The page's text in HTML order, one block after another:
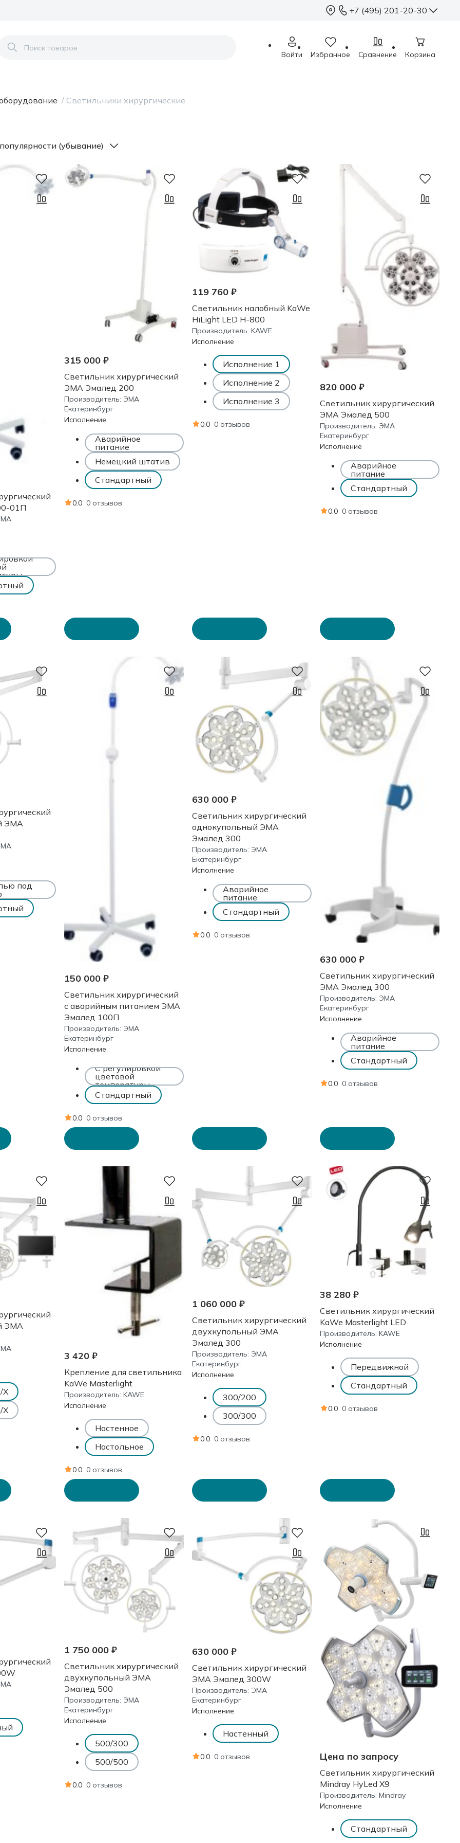
+7 (495) 201-20-30
+7 (495) 201-
sales@sterimed.ru
Войти Избранное Сравнение Корзина
/ Светильники хирургические
(убывание)
01П
315 000 ₽
Светильник хирургический
ЭМА Эмалед 200
Производитель: ЭМА
Екатеринбург
Исполнение
Аварийное
питание
Немецкий штатив
Стандартный
0.0 0 отзывов
119 760 ₽
Светильник налобный KaWe
HiLight LED Н-800
Производитель: KAWE
Исполнение
Исполнение 1
Исполнение 2
Исполнение 3
0.0 0 отзывов
820 000 ₽
Светильник хирургический
ЭМА Эмалед 500
Производитель: ЭМА
Екатеринбург
Исполнение
Аварийное
питание
Стандартный
0.0 0 отзывов
ЭМА
под
150 000 ₽
Светильник хирургический
с аварийным питанием ЭМА
Эмалед 100П
Производитель: ЭМА
Екатеринбург
Исполнение
С регулировкой
цветовой
температуры
Стандартный
0.0 0 отзывов
630 000 ₽
Светильник хирургический
однокупольный ЭМА
Эмалед 300
Производитель: ЭМА
Екатеринбург
Исполнение
Аварийное
питание
Стандартный
0.0 0 отзывов
630 000 ₽
Светильник хирургический
ЭМА Эмалед 300
Производитель: ЭМА
Екатеринбург
Исполнение
Аварийное
питание
Стандартный
0.0 0 отзывов
ЭМА
Х
Х
3 420 ₽
Крепление для светильника
KaWe Masterlight
Производитель: KAWE
Исполнение
Настенное
Настольное
0.0 0 отзывов
1 060 000 ₽
Светильник хирургический
двухкупольный ЭМА
Эмалед 300
Производитель: ЭМА
Екатеринбург
Исполнение
300/200
300/300
0.0 0 отзывов
38 280 ₽
Светильник хирургический
KaWe Masterlight LED
Производитель: KAWE
Исполнение
Передвижной
Стандартный
0.0 0 отзывов
1 750 000 ₽
Светильник хирургический
двухкупольный ЭМА
Эмалед 500
Производитель: ЭМА
Екатеринбург
Исполнение
500/300
500/500
0.0 0 отзывов
630 000 ₽
Светильник хирургический
ЭМА Эмалед 300W
Производитель: ЭМА
Екатеринбург
Исполнение
Настенный
0.0 0 отзывов Цена по запросу
Светильник хирургический
Mindray HyLed X9
Производитель: Mindray
Исполнение
Стандартный